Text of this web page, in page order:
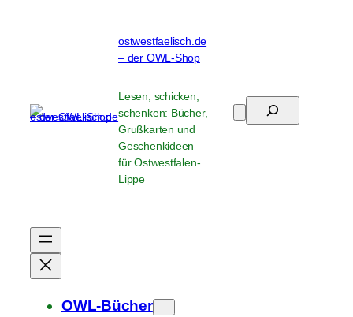
ostwestfaelisch.de
– der OWL-Shop
Lesen, schicken,
schenken: Bücher,
Grußkarten und
Geschenkideen
für Ostwestfalen-
Lippe
Suchen
OWL-Bücher